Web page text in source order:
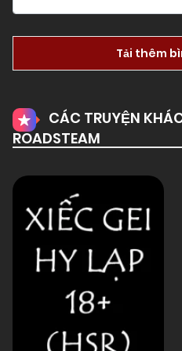
Chapter 23 01/01/1970
Chapter 21 01/01/1970
Chapter 20
Chapter 19 01/01/1970
Chapter 18 01/01/1970
Tải thêm
CÁC TRUYỆN
ROADSTEAM